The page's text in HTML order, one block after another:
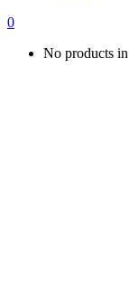
0
No products